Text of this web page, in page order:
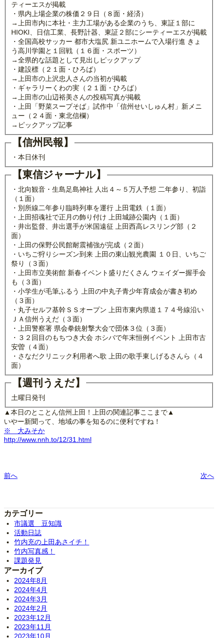
ティーエスが掲載
・県内上場企業の株価２９日（８面・経済）
→上田市内に本社・主力工場がある企業のうち、東証１部に
HIOKI、日信工業、長野計器、東証２部にシーティーエスが掲載
・全国高校サッカー 都市大塩尻 新ユニホームで入場行進 きょ
う高川学園と１回戦（１６面・スポーツ）
→全県的な話題として見出しピックアップ
・建設標（２１面・ひろば）
→上田市の上沢忠人さんの当初が掲載
・ギャラリーくわの実（２１面・ひろば）
→上田市の山辺裕美さんの投稿写真が掲載
・上田「野菜スープそば」試作中「信州せいしゅん村」新メニ
ュー（２４面・東北信欄）
→ピックアップ記事
【信州民報】
・本日休刊
【東信ジャーナル】
・北向観音・生島足島神社 人出４～５万人予想 二年参り、初詣
（１面）
・別所線二年参り臨時列車を運行 上田電鉄（１面）
・上田招魂社で正月の飾り付け 上田城跡公園内（１面）
・井出監督、井出選手が米国遠征 上田西高レスリング部（２
面）
・上田の保野公民館耐震補強が完成（２面）
・いちご狩りシーズン到来 上田の東山観光農園 １０日、いちご
祭り（３面）
・上田市立美術館 新春イベント盛りだくさん ウェイダー握手会
も（３面）
・小学生が毛筆ふるう 上田の中丸子青少年育成会が書き初め
（３面）
・丸子セルフ基幹ＳＳオープン 上田市東内県道１７４号線沿い
ＪＡ信州うえだ（３面）
・上田警察署 県会拳銃射撃大会で団体３位（３面）
・３２回目のもちつき大会 ホシバで年末恒例イベント 上田市古
安曽（４面）
・さなだクリニック利用者へ歌 上田の歌手東しげるさんら（４
面）
【週刊うえだ】
土曜日発刊
▲本日のとことん信州上田！上田の関連記事ここまで▲
いやー新聞って、地域の事を知るのに便利ですね！
※ 大みそか
http://www.nnh.to/12/31.html
前へ 次へ
カテゴリー
市議選 豆知識
活動日誌
竹内充の上田あさイチ！
竹内写真感！
課題発見
アーカイブ
2024年8月
2024年4月
2024年3月
2024年2月
2023年12月
2023年11月
2023年10月